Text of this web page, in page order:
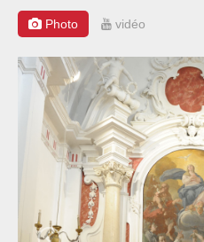
MUSÉES
ITINÉRAIRES
EVÉNEMENTS
ACCUEIL
BÉNÉVOLES
CONTACTS
PRESS
Photo vidéo
Notification lors de la
Vos choix